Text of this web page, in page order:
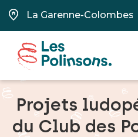
Projets
du Club des